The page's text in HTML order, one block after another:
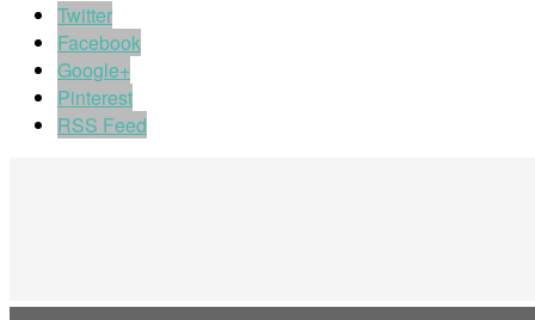
Twitter
Facebook
Google+
Pinterest
RSS Feed